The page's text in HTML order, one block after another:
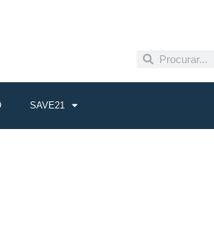
SAVE21